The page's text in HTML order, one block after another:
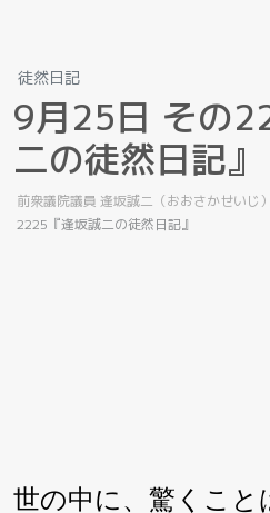
徒然日記
9月25日 その2
二の徒然日記』
前衆議院議員 逢坂誠二（おおさかせいじ）
2225『逢坂誠二の徒然日記』
世の中に、驚くこと